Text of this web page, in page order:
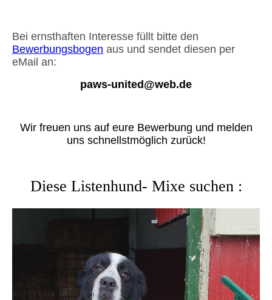
Bei ernsthaften Interesse füllt bitte den
Bewerbungsbogen aus und sendet diesen per
eMail an:
paws-united@web.de
Wir freuen uns auf eure Bewerbung und melden
uns schnellstmöglich zurück!
Diese Listenhund- Mixe suchen :